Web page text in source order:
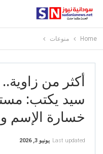
Home منوعات
أكثر من
سيد يكتب:
خسارة الإسم
Last updated يونيو 3, 2026